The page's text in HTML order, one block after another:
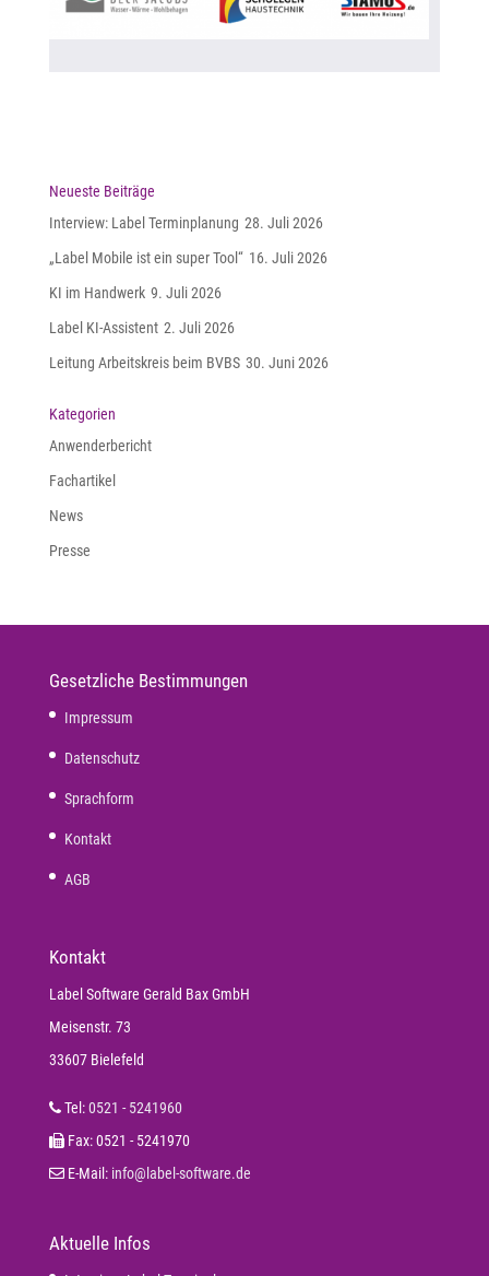
Neueste Beiträge
Interview: Label Terminplanung 28. Juli 2026
„Label Mobile ist ein super Tool“ 16. Juli 2026
KI im Handwerk 9. Juli 2026
Label KI-Assistent 2. Juli 2026
Leitung Arbeitskreis beim BVBS 30. Juni 2026
Kategorien
Anwenderbericht
Fachartikel
News
Presse
Gesetzliche Bestimmungen
Impressum
Datenschutz
Sprachform
Kontakt
AGB
Kontakt
Label Software Gerald Bax GmbH
Meisenstr. 73
33607 Bielefeld
Tel:0521 - 5241960
Fax: 0521 - 5241970
E-Mail: info@label-software.de
Aktuelle Infos